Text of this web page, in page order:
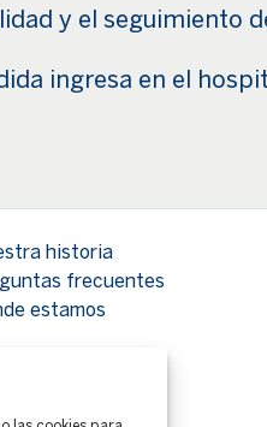
y el seguimiento
ingresa en el
historia
frecuentes
estamos